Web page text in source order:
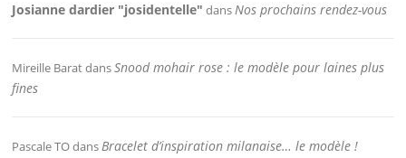
Josianne dardier "josidentelle" dansNos prochains rendez-vous
Mireille BaratdansSnood mohair rose : le modèle pour laines plus
fines
Pascale TOdansBracelet d’inspiration milanaise… le modèle !